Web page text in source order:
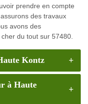
prendre en compte
des travaux
avons des
du tout sur 57480.
Kontz
à Haute